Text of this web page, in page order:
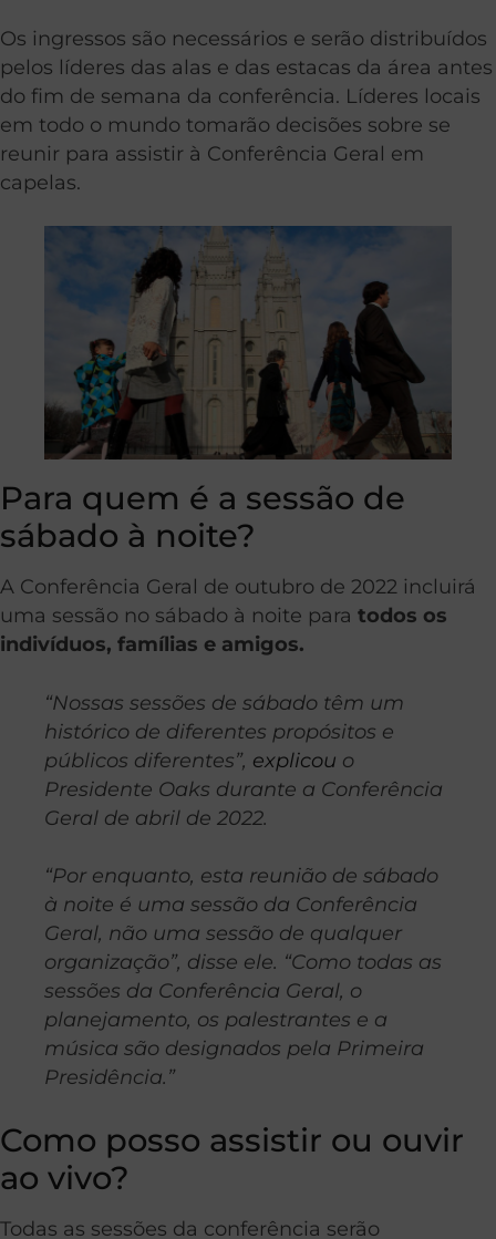
Os ingressos são necessários e serão distribuídos
pelos líderes das alas e das estacas da área antes
do fim de semana da conferência. Líderes locais
em todo o mundo tomarão decisões sobre se
reunir para assistir à Conferência Geral em
capelas.
Para quem é a sessão de
sábado à noite?
A Conferência Geral de outubro de 2022 incluirá
uma sessão no sábado à noite para todos os
indivíduos, famílias e amigos.
“Nossas sessões de sábado têm um
histórico de diferentes propósitos e
públicos diferentes”, explicou o
Presidente Oaks durante a Conferência
Geral de abril de 2022.
“Por enquanto, esta reunião de sábado
à noite é uma sessão da Conferência
Geral, não uma sessão de qualquer
organização”, disse ele. “Como todas as
sessões da Conferência Geral, o
planejamento, os palestrantes e a
música são designados pela Primeira
Presidência.”
Como posso assistir ou ouvir
ao vivo?
Todas as sessões da conferência serão